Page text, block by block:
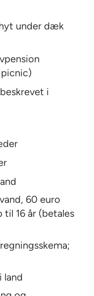
under dæk
i
60 euro
16 år (betales
land